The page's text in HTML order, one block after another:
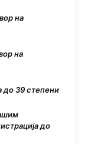
на
на
до 39 степени
до